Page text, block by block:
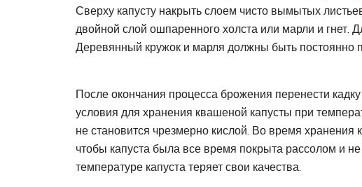
Сверху капусту накрыть слоем чисто вымытых
двойной слой ошпаренного холста или марли и гнет.
Деревянный кружок и марля должны быть постоянно
После окончания процесса брожения перенести
условия для хранения квашеной капусты при
не становится чрезмерно кислой. Во время хранения
чтобы капуста была все время покрыта рассолом и
температуре капуста теряет свои качества.